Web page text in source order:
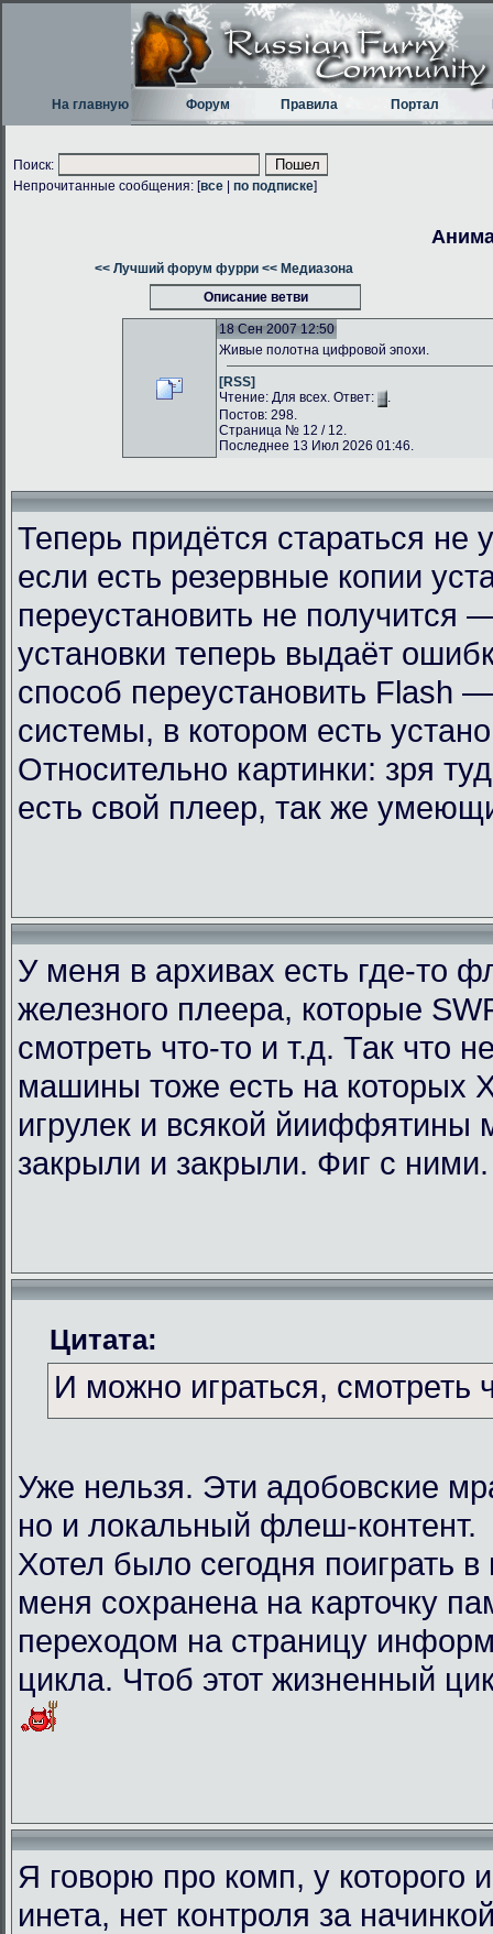
На главную Форум Правила Портал
Поиск:
Непрочитанные сообщения: [все по подписке]
<< Лучший форум фурри << Медиазона
Описание ветви
18 Сен 2007 12:50
Живые полотна цифровой эпохи.
[RSS]
Чтение: Для всех. Ответ:
.
Постов: 298.
Страница № 12 / 12.
Последнее 13 Июл 2026 01:46.
Теперь придётся стараться
если есть резервные копии
переустановить не получится
установки теперь выдаёт
способ переустановить Flash
системы, в котором есть
Относительно картинки: зря
есть свой плеер, так же
У меня в архивах есть где-то
железного плеера, которые
смотреть что-то и т.д. Так что
машины тоже есть на которых
игрулек и всякой
закрыли и закрыли. Фиг с ними.
Цитата:
И можно играться, смотреть
Уже нельзя. Эти адобовские
но и локальный флеш-контент.
Хотел было сегодня поиграть
меня сохранена на карточку
переходом на страницу
цикла. Чтоб этот жизненный
Я говорю про комп, у которого
инета, нет контроля за